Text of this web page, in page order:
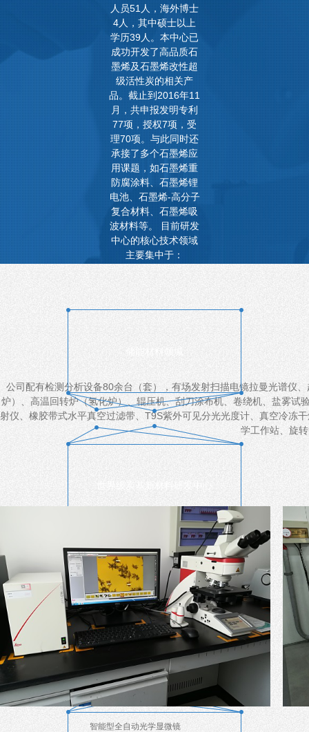
人员51人，海外博士
4人，其中硕士以上
学历39人。本中心已
成功开发了高品质石
墨烯及石墨烯改性超
级活性炭的相关产
品。截止到2016年11
月，共申报发明专利
77项，授权7项，受
理70项。与此同时还
承接了多个石墨烯应
用课题，如石墨烯重
防腐涂料、石墨烯锂
电池、石墨烯-高分子
复合材料、石墨烯吸
波材料等。 目前研发
中心的核心技术领域
主要集中于：
储能材料领域
复合材料领域
公司配有检测分析设备80余台（套），有场发射扫描电镜拉曼光谱仪
炉）、高温回转炉（氢化炉）、辊压机、刮刀涂布机、卷绕机、盐雾
射仪、橡胶带式水平真空过滤带、T9S紫外可见分光光度计、真空冷冻
学工作站、旋
检测室-2